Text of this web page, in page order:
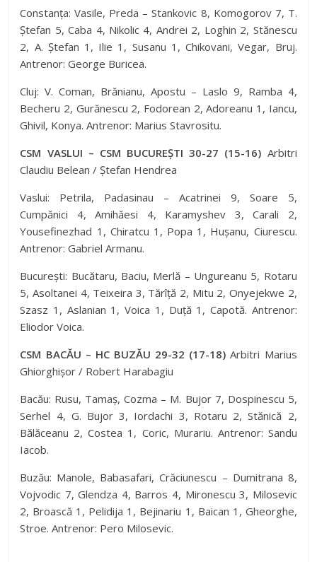
Constanța: Vasile, Preda – Stankovic 8, Komogorov 7, T.
Ștefan 5, Caba 4, Nikolic 4, Andrei 2, Loghin 2, Stănescu
2, A. Ștefan 1, Ilie 1, Susanu 1, Chikovani, Vegar, Bruj.
Antrenor: George Buricea.
Cluj: V. Coman, Brănianu, Apostu – Laslo 9, Ramba 4,
Becheru 2, Gurănescu 2, Fodorean 2, Adoreanu 1, Iancu,
Ghivil, Konya. Antrenor: Marius Stavrositu.
CSM VASLUI – CSM BUCUREȘTI 30-27 (15-16) Arbitri
Claudiu Belean / Ștefan Hendrea
Vaslui: Petrila, Padasinau – Acatrinei 9, Soare 5,
Cumpănici 4, Amihăesi 4, Karamyshev 3, Carali 2,
Yousefinezhad 1, Chiratcu 1, Popa 1, Hușanu, Ciurescu.
Antrenor: Gabriel Armanu.
București: Bucătaru, Baciu, Merlă – Ungureanu 5, Rotaru
5, Asoltanei 4, Teixeira 3, Tărîță 2, Mitu 2, Onyejekwe 2,
Szasz 1, Aslanian 1, Voica 1, Duță 1, Capotă. Antrenor:
Eliodor Voica.
CSM BACĂU – HC BUZĂU 29-32 (17-18) Arbitri Marius
Ghiorghișor / Robert Harabagiu
Bacău: Rusu, Tamaș, Cozma – M. Bujor 7, Dospinescu 5,
Serhel 4, G. Bujor 3, Iordachi 3, Rotaru 2, Stănică 2,
Bălăceanu 2, Costea 1, Coric, Murariu. Antrenor: Sandu
Iacob.
Buzău: Manole, Babasafari, Crăciunescu – Dumitrana 8,
Vojvodic 7, Glendza 4, Barros 4, Mironescu 3, Milosevic
2, Broască 1, Pelidija 1, Bejinariu 1, Baican 1, Gheorghe,
Stroe. Antrenor: Pero Milosevic.